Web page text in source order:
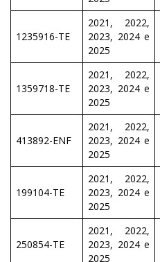
1235916-TE
2021, 2022,
2023, 2024 e
2025
1359718-TE
2021, 2022,
2023, 2024 e
2025
413892-ENF
2021, 2022,
2023, 2024 e
2025
199104-TE
2021, 2022,
2023, 2024 e
2025
250854-TE
2021, 2022,
2023, 2024 e
2025